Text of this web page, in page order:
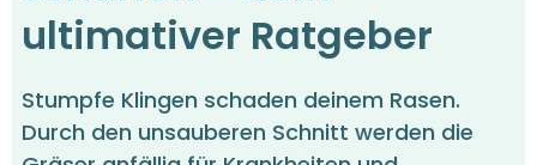
ultimativer Ratgeber
Stumpfe Klingen schaden deinem Rasen.
Durch den unsauberen Schnitt werden die